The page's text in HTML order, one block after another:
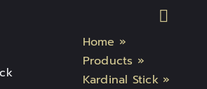
หน้าแรก
Home »
Products »
Kardinal Stick»